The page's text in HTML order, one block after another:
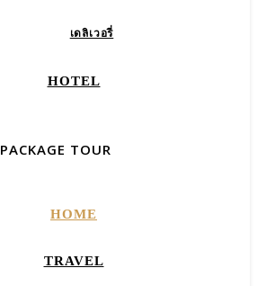
เดลิเวอรี่
HOTEL
PACKAGE TOUR
HOME
TRAVEL